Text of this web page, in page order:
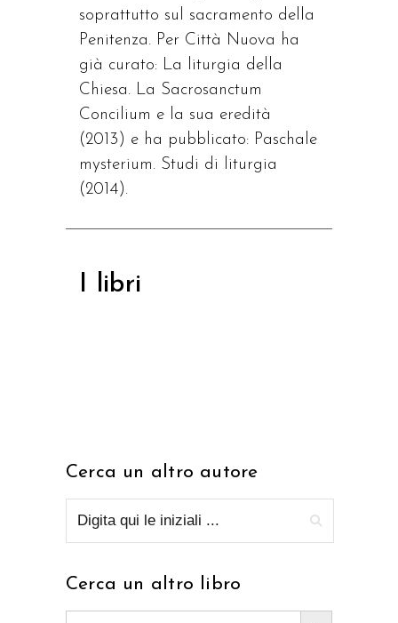
soprattutto sul sacramento della
Penitenza. Per Città Nuova ha
già curato: La liturgia della
Chiesa. La Sacrosanctum
Concilium e la sua eredità
(2013) e ha pubblicato: Paschale
mysterium. Studi di liturgia
(2014).
I libri
Cerca un altro autore
Cerca un altro libro
Search Button